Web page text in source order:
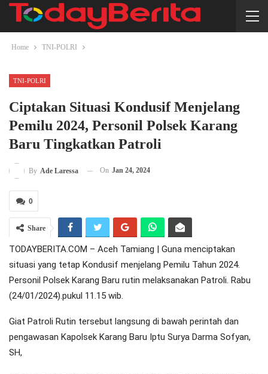
Home TNI-POLRI
TNI-POLRI
Ciptakan Situasi Kondusif Menjelang
Pemilu 2024, Personil Polsek Karang
Baru Tingkatkan Patroli
By Ade Laressa On Jan 24, 2024
0
Share
TODAYBERITA.COM – Aceh Tamiang | Guna menciptakan
situasi yang tetap Kondusif menjelang Pemilu Tahun 2024.
Personil Polsek Karang Baru rutin melaksanakan Patroli. Rabu
(24/01/2024).pukul 11.15 wib.
Giat Patroli Rutin tersebut langsung di bawah perintah dan
pengawasan Kapolsek Karang Baru Iptu Surya Darma Sofyan,
SH,